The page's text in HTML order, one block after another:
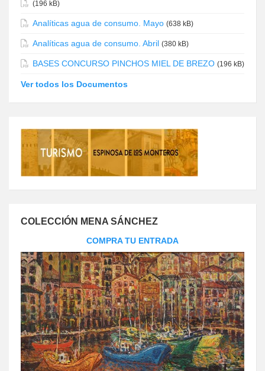
(196 kB)
Analíticas agua de consumo. Mayo (638 kB)
Analíticas agua de consumo. Abril (380 kB)
BASES CONCURSO PINCHOS MIEL DE BREZO (196 kB)
Ver todos los Documentos
COLECCIÓN MENA SÁNCHEZ
COMPRA TU ENTRADA